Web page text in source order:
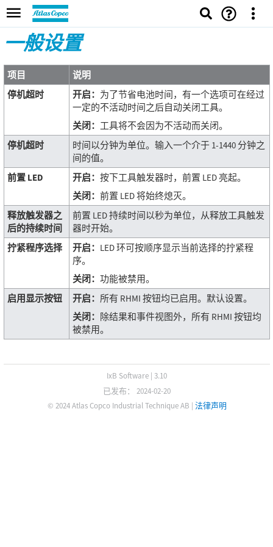
一般设置
项目
说明
停机超时
开启： 为了节省电池时间，有一个选项可在经过
一定的不活动时间之后自动关闭工具。
关闭： 工具将不会因为不活动而关闭。
停机超时
时间以分钟为单位。输入一个介于 1-1440 分钟之
间的值。
前置 LED
开启： 按下工具触发器时，前置 LED 亮起。
关闭： 前置 LED 将始终熄灭。
释放触发器之
后的持续时间
前置 LED 持续时间以秒为单位，从释放工具触发
器时开始。
拧紧程序选择
开启： LED 环可按顺序显示当前选择的拧紧程
序。
关闭： 功能被禁用。
启用显示按钮
开启： 所有 RHMI 按钮均已启用。默认设置。
关闭： 除结果和事件视图外，所有 RHMI 按钮均
被禁用。
IxB Software | 3.10
已发布： 2024-02-20
© 2024 Atlas Copco Industrial Technique AB | 法律声明